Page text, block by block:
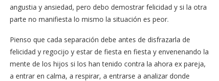
angustia y ansiedad, pero debo demostrar felicidad y si la otra
parte no manifiesta lo mismo la situación es peor.
Pienso que cada separación debe antes de disfrazarla de
felicidad y regocijo y estar de fiesta en fiesta y envenenando la
mente de los hijos si los han tenido contra la ahora ex pareja,
a entrar en calma, a respirar, a entrarse a analizar donde